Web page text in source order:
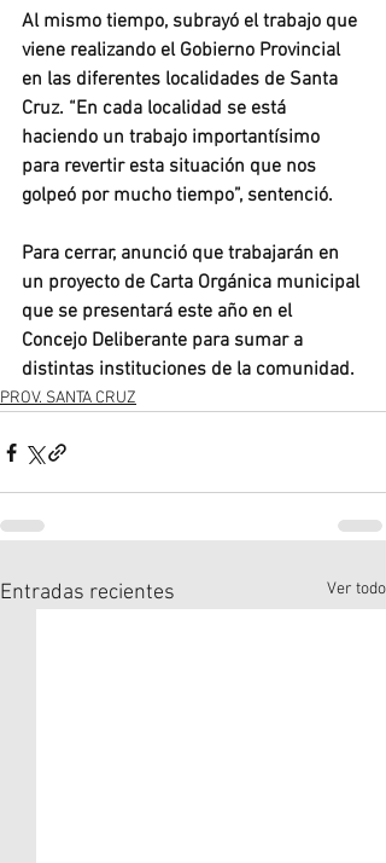
Al mismo tiempo, subrayó el trabajo que
viene realizando el Gobierno Provincial
en las diferentes localidades de Santa
Cruz. “En cada localidad se está
haciendo un trabajo importantísimo
para revertir esta situación que nos
golpeó por mucho tiempo”, sentenció.
Para cerrar, anunció que trabajarán en
un proyecto de Carta Orgánica municipal
que se presentará este año en el
Concejo Deliberante para sumar a
distintas instituciones de la comunidad.
PROV. SANTA CRUZ
Entradas recientes Ver todo